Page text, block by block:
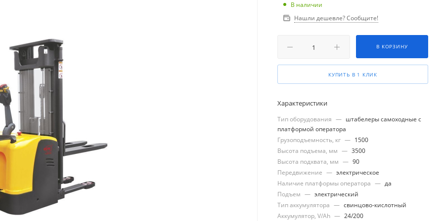
В наличии
Нашли дешевле? Сообщите!
В КОРЗИНУ
КУПИТЬ В 1 КЛИК
Характеристики
Тип оборудования — штабелеры самоходные с
платформой оператора
Грузоподъемность, кг — 1500
Высота подъема, мм — 3500
Высота подхвата, мм — 90
Передвижение — электрическое
Наличие платформы оператора — да
Подъем — электрический
Тип аккумулятора — свинцово-кислотный
Аккумулятор, V/Ah — 24/200